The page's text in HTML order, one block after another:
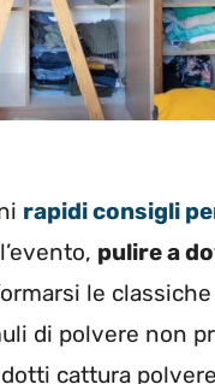
rapidi consigli
pulire a
le
di polvere non
cattura